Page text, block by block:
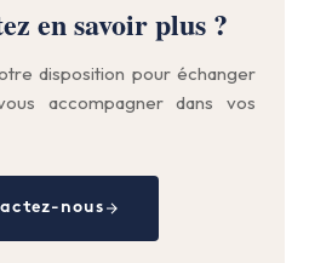
en savoir plus ?
disposition pour échanger
accompagner dans vos
nous